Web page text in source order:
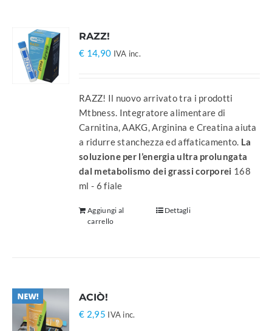
RAZZ!
€ 14,90 IVA inc.
RAZZ! Il nuovo arrivato tra i prodotti
Mtbness. Integratore alimentare di
Carnitina, AAKG, Arginina e Creatina aiuta
a ridurre stanchezza ed affaticamento. La
soluzione per l’energia ultra prolungata
dal metabolismo dei grassi corporei 168
ml - 6 fiale
Aggiungi al
carrello
Dettagli
ACIÒ!
€ 2,95 IVA inc.